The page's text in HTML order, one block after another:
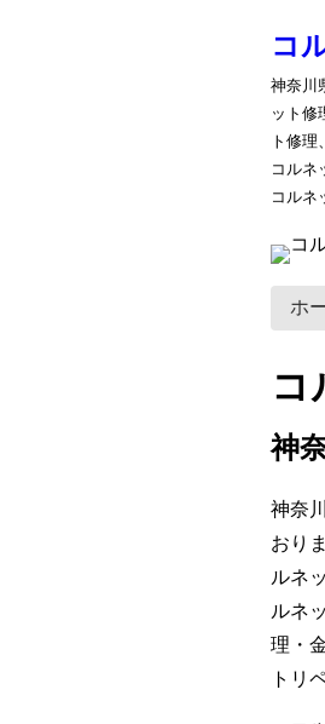
コ
神奈川
ット修
ト修
コルネ
コルネ
ホ
コ
神
神奈
おり
ルネ
ルネ
理・
トリ